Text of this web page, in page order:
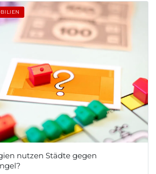
nutzen Städte gegen